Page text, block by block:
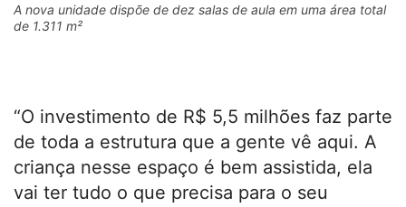
A nova unidade dispõe de dez salas de aula em uma área total
de 1.311 m²
“O investimento de R$ 5,5 milhões faz parte
de toda a estrutura que a gente vê aqui. A
criança nesse espaço é bem assistida, ela
vai ter tudo o que precisa para o seu